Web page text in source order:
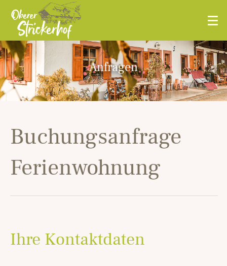
Anfragen
Buchungsanfrage
Ferienwohnung
Ihre Kontaktdaten